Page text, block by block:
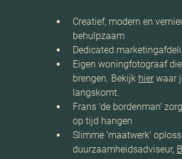
Creatief, modern en
behulpzaam
Dedicated
Eigen woningfotograaf
brengen. Bekijk hierwaar
langskomt.
Frans ‘de bordenman’
op tijd hangen
Slimme ‘maatwerk’
duurzaamheidsadviseur,